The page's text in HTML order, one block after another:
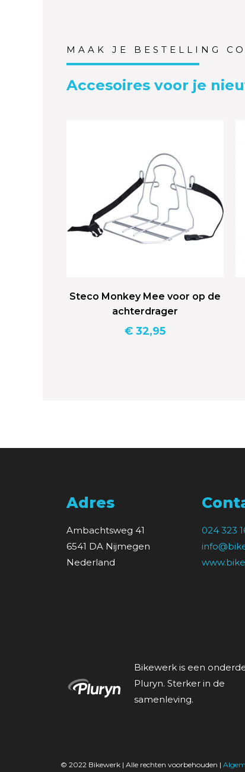
MAAK JE BESTELLING
Accesoires voor je
Steco Monkey Mee voor op de
achterdrager
€ 32,95
Adres
Ambachtsweg 41
6541 DA Nijmegen
Nederland
024 323
Bikewerk is een
Pluryn. Sterker in de
samenleving.
© 2022 Bikewerk | Alle rechten voorbehouden |